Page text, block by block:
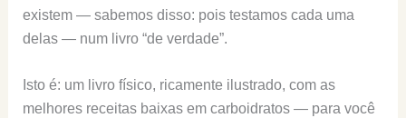
existem — sabemos disso: pois testamos cada uma
delas — num livro “de verdade”.
Isto é: um livro físico, ricamente ilustrado, com as
melhores receitas baixas em carboidratos — para você